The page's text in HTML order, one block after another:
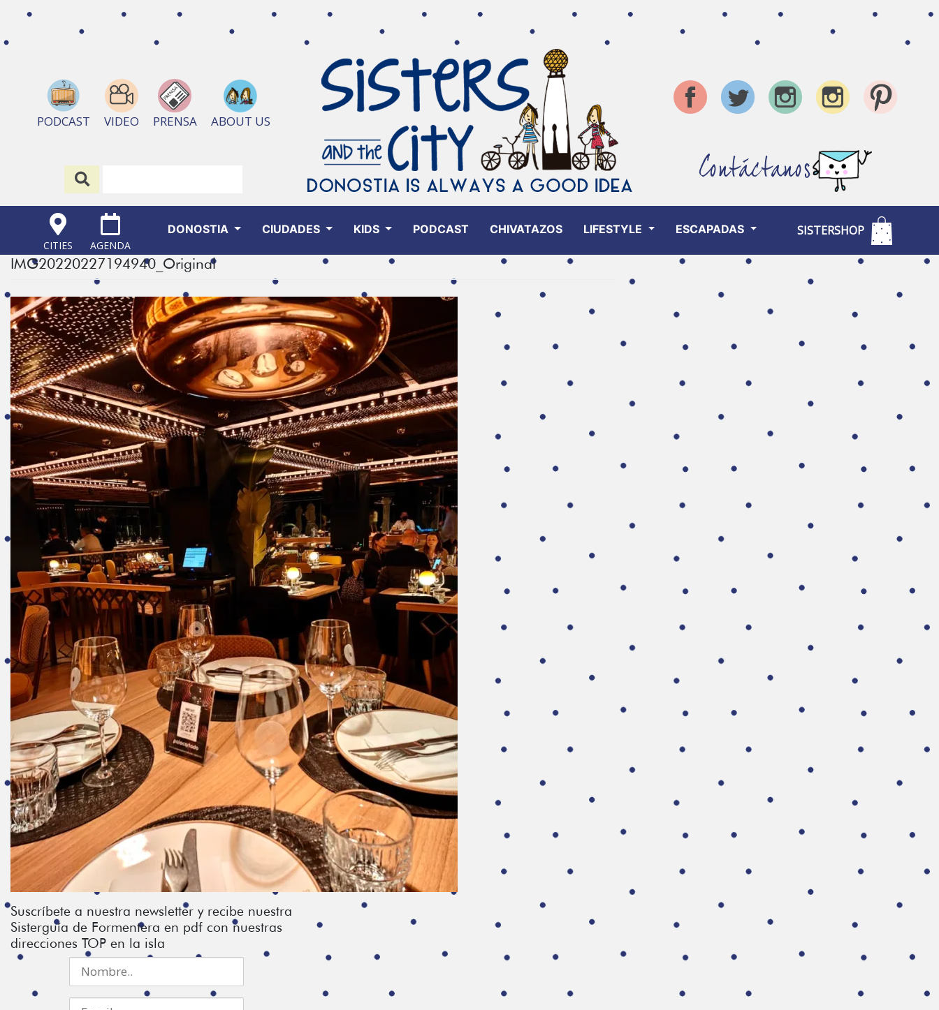
PODCAST VIDEO PRENSA ABOUT US
Contáctanos
CITIES AGENDA
DONOSTIA CIUDADES KIDS PODCAST CHIVATAZOS LIFESTYLE ESCAPADAS SISTERSHOP
IMG20220227194940_Original
Suscríbete a nuestra newsletter y recibe nuestra
Sisterguía de Formentera en pdf con nuestras
direcciones TOP en la isla